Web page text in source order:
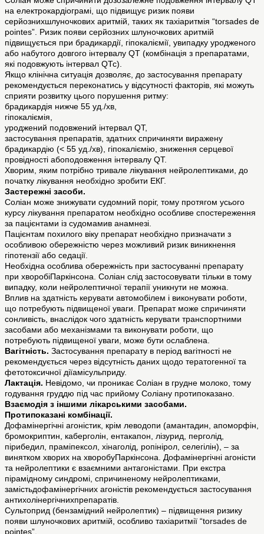
на електрокардіограмі, що підвищує ризик появи
серйознихшлуночкових аритмій, таких як тахіаритмія “torsades de
pointes”. Ризик появи серйозних шлуночкових аритмій
підвищується при брадикардії, гіпокаліємії, увипадку уродженого
або набутого довгого інтервалу QТ (комбінація з препаратами,
які подовжують інтервал QТс).
Якщо клінічна ситуація дозволяє, до застосування препарату
рекомендується переконатись у відсутності факторів, які можуть
сприяти розвитку цього порушення ритму:
брадикардія нижче 55 уд./хв,
гіпокаліємія,
уроджений подовжений інтервал QТ,
застосування препаратів, здатних спричиняти виражену
брадикардію (< 55 уд./хв), гіпокаліємію, зниження серцевої
провідності абоподовження інтервалу QТ.
Хворим, яким потрібно тривале лікування нейролептиками, до
початку лікування необхідно зробити ЕКГ.
Застережні засоби.
Соліан може знижувати судомний поріг, тому протягом усього
курсу лікування препаратом необхідно особливе спостереження
за пацієнтами із судомамив анамнезі.
Пацієнтам похилого віку препарат необхідно призначати з
особливою обережністю через можливий ризик виникнення
гіпотензії або седації.
Необхідна особлива обережність при застосуванні препарату
при хворобіПаркінсона. Соліан слід застосовувати тільки в тому
випадку, коли нейролептичної терапії уникнути не можна.
Вплив на здатність керувати автомобілем і виконувати роботи,
що потребують підвищеної уваги. Препарат може спричиняти
сонливість, внаслідок чого здатність керувати транспортними
засобами або механізмами та виконувати роботи, що
потребують підвищеної уваги, може бути ослаблена.
Вагітність. Застосування препарату в період вагітності не
рекомендується через відсутність даних щодо тератогенної та
фетотоксичної діїамісульприду.
Лактація. Невідомо, чи проникає Соліан в грудне молоко, тому
годування груддю під час прийому Соліану протипоказано.
Взаємодія з іншими лікарськими засобами.
Протипоказані комбінації.
Дофамінергічні агоністик, крім леводопи (амантадин, апоморфін,
бромокриптин, каберголін, ентакапон, лізурид, перголід,
пірибедил, праміпексол, хінаголід, ропінірол, селегілін), – за
винятком хворих на хворобуПаркінсона. Дофамінергічні агоністи
та нейролептики є взаємними антагоністами. При екстра
пірамідному синдромі, спричиненому нейролептиками,
замістьдофамінергічних агоністів рекомендується застосування
антихолінергічнихпрепаратів.
Сультоприд (бензамідний нейролептик) – підвищення ризику
появи шлуночкових аритмій, особливо тахіаритмії “torsades de
pointes”.